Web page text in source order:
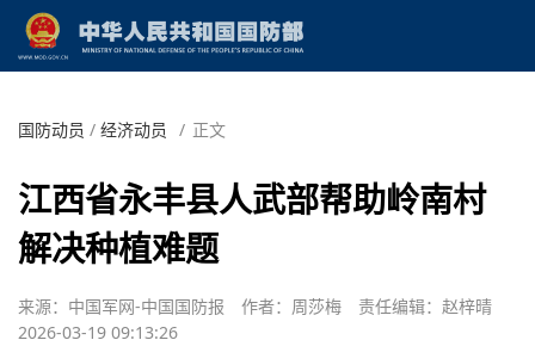
国防动员 / 经济动员 / 正文
江西省永丰县人武部帮助岭南村
解决种植难题
来源：中国军网-中国国防报 作者：周莎梅
责任编辑：赵梓晴
2026-03-19 09:13:26